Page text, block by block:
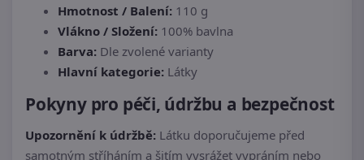
Hmotnost / Balení: 110 g
Vlákno / Složení: 100% bavlna
Barva: Dle zvolené varianty
Hlavní kategorie: Látky
Pokyny pro péči, údržbu a bezpečnost
Upozornění k údržbě: Látku doporučujeme před
samotným stříháním a šitím vysrážet vypráním nebo